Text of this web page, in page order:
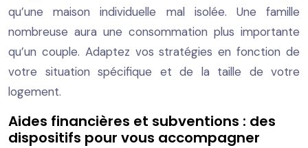
qu’une maison individuelle mal isolée. Une famille
nombreuse aura une consommation plus importante
qu’un couple. Adaptez vos stratégies en fonction de
votre situation spécifique et de la taille de votre
logement.
Aides financières et subventions : des
dispositifs pour vous accompagner